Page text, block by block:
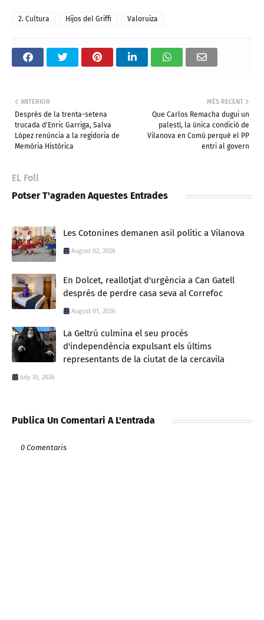
2. Cultura Hijos del Griffi Valoruiza
MÉS RECENT
Que Carlos Remacha dugui un
palestí, la única condició de
Vilanova en Comú perquè el PP
entri al govern
ANTERIOR
Després de la trenta-setena
trucada d'Enric Garriga, Salva
López renúncia a la regidoria de
Memòria Històrica
EL Foll
Potser T'agraden Aquestes Entrades
Les Cotonines demanen asil polític a Vilanova
August 02, 2026
En Dolcet, reallotjat d'urgència a Can Gatell
després de perdre casa seva al Correfoc
August 01, 2026
La Geltrú culmina el seu procés
d'independència expulsant els últims
representants de la ciutat de la cercavila
July 30, 2026
Publica Un Comentari A L'entrada
0 Comentaris